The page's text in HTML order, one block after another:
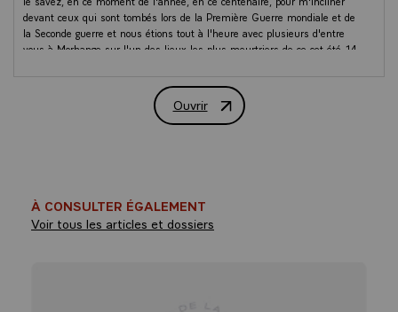
devant ceux qui sont tombés lors de la Première Guerre mondiale et de
la Seconde guerre et nous étions tout à l'heure avec plusieurs d'entre
vous à Morhange sur l'un des lieux les plus meurtriers de ce cet été 14
Mais je tenais aussi à venir ici pour célébrer un département - la
fois, les familles ont su se redresser et à chaque fois, l'économie de
cette région s'est aussi redressée.
Ouvrir
Discours du Président de La
À CONSULTER ÉGALEMENT
Voir tous les articles et dossiers